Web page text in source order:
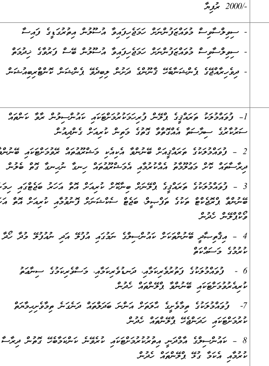
-/2000 ރުފިޔާ
- ސިވިލްސާވިސް މުވައްޒަފުންނަށް ހަމަޖެހިފައިވާ އުސޫލުން އިތުރުގަޑީގެ ފައިސާ
- ސިވިލްސާވިސް މުވައްޒަފުންނަށް ހަމަޖެހިފައިވާ އުސޫލުން ބޭސް ފަރުވާގެ ޚިދުމަތް
- ދިވެހިރާއްޖޭގެ ޕެންޝަނާބެހޭ ޤާނޫންގެ ދަށުން ލިބިދެވޭ ޕެންޝަން ކޮންޓްރިބިއުޝަން
1– ފުވައްމުލަކު ތަރައްޤީގެ ޕްލޭން ފުރިހަމަކުރުމަށްޓަކައި ކައުންސިލުން ރާވާ ކަންތައް
ސަރުކާރުގެ ސިޔާސަތާ އެއްގޮތްވާ ގޮތުގެ މަތިން ކުރިއަށް ގެންދިއުން
2 – ފުވައްމުލަކުގެ ތަރައްޤީއަށް ބޭނުންވާ އެކިއެކި މަޝްރޫޢުތައް ރޭވުމަށްޓަކައި
ދިރާސާތައް ކޮށް މަޢުލޫމާތު އެއްކުރުމާއި އެމަޝްރޫޢުތައް ހިނގާ ނުހިނގާ ގޮތް ބެލުން
3 – ފުވައްމުލަކުގެ ތަރައްޤީގެ ޕްލޭނަށް ބިނާކޮށް ކުރިއަށް އޮތް އަހަރު ބަޖެޓްގައި
ބޭނުންވާ ޕްރޮޖެކްޓް ތަކުގެ ތަފްޞީލް، ބަޖެޓް ސެކްޝަނަށް ފޮނުވުމާއި ކުރިއަށް އޮތް
ވޯކްޕްލޭން ހެދުން
4 – އިޤްތިޞާދީ ބޭނުންތަކަށް ކައުންސިލްގެ ނަމުގައި އުފުލޭ އަދި ނުއުފުލޭ މުދާ ހޯދާ
ކުރުމުގެ މަސައްކަތް
6 - ފުވައްމުލަކުގެ ފަތުރުވެރިކަމާއި، ދަނޑުވެރިކަމާއި، މަސްވެރިކަމުގެ ސިނާޢަތު
ކުރިއެރުވުމަށްޓަކައި ބޭނުންވާ ޕްލޭންތައް ހެދުން
7- ފުވައްމުލަކުގެ ތިމާވެށީގެ ޙާލަތަށް އަންނަ ބަދަލްތައް ދަނެގަނެ ތިމާވެށިޙިމާޔަތް
ކުރުމަށްޓަކައި ހަދަންޖެހޭ ޕްލޭންތައް ހެދުން
8 – ކައުންސިލްގެ އާމްދަނީ އިތުރުކުރުމަށްޓަކައި ކުރެވޭނެ ކަންކަމާބެހޭ ގޮތުން ދިރާސާ
ކުރުމާއި އެކަމާ ގުޅޭ ޕްލޭންތައް ހެދުން